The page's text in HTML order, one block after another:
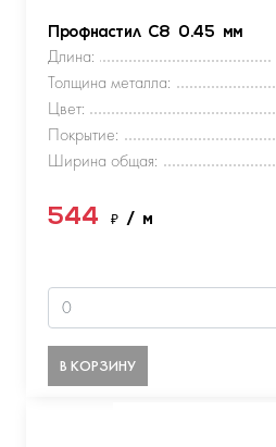
Профнастил С8 0.45 мм
Длина:
Толщина металла:
Цвет:
Покрытие:
Ширина общая:
544 ₽ / м
В КОРЗИНУ